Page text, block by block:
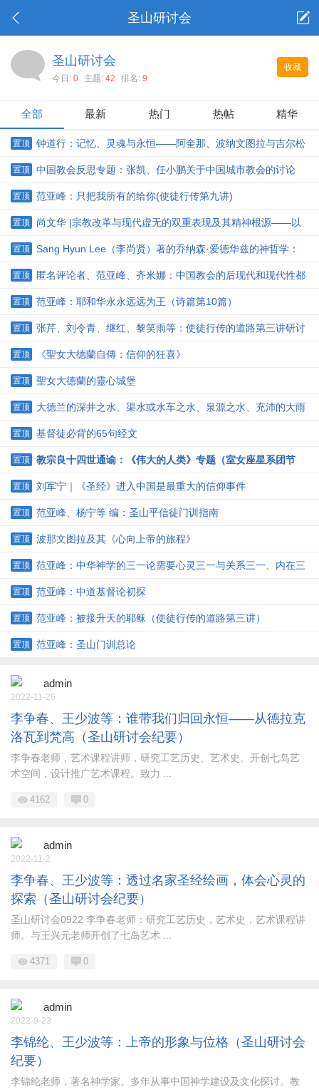
圣山研讨会
收藏
圣山研讨会
今日: 0 主题: 42 排名: 9
全部 最新 热门 热帖 精华
置顶 钟道行：记忆、灵魂与永恒——阿奎那、波纳文图拉与吉尔松
论中世纪基督教的记忆本体论
置顶 中国教会反思专题：张凯、任小鹏关于中国城市教会的讨论
置顶 范亚峰：只把我所有的给你(使徒行传第九讲)
置顶 尚文华 |宗教改革与现代虚无的双重表现及其精神根源——以
英国的清教运动为分析范例
置顶 Sang Hyun Lee（李尚贤）著的乔纳森·爱德华兹的神哲学：
增订版简介
置顶 匿名评论者、范亚峰、齐米娜：中国教会的后现代和现代性都
走不通，灵修密契化是前提
置顶 范亚峰：耶和华永永远远为王（诗篇第10篇）
置顶 张芹、刘令青、继红、黎笑雨等：使徒行传的道路第三讲研讨
第一次
置顶 《聖女大德蘭自傳：信仰的狂喜》
置顶 聖女大德蘭的靈心城堡
置顶 大德兰的深井之水、渠水或水车之水、泉源之水、充沛的大雨
水的密契灵修含义
置顶 基督徒必背的65句经文
置顶 教宗良十四世通谕：《伟大的人类》专题（室女座星系团节
译）
置顶 刘军宁｜《圣经》进入中国是最重大的信仰事件
置顶 范亚峰、杨宁等 编：圣山平信徒门训指南
置顶 波那文图拉及其《心向上帝的旅程》
置顶 范亚峰：中华神学的三一论需要心灵三一与关系三一、内在三
一与经世三一并建
置顶 范亚峰：中道基督论初探
置顶 范亚峰：被接升天的耶稣（使徒行传的道路第三讲）
置顶 范亚峰：圣山门训总论
admin
2022-11-26
李争春、王少波等：谁带我们归回永恒——从德拉克
洛瓦到梵高（圣山研讨会纪要）
李争春老师，艺术课程讲师，研究工艺历史、艺术史。开创七岛艺
术空间，设计推广艺术课程。致力 ...
4162 0
admin
2022-11-2
李争春、王少波等：透过名家圣经绘画，体会心灵的
探索（圣山研讨会纪要）
圣山研讨会0922 李争春老师：研究工艺历史，艺术史，艺术课程讲
师。与王兴元老师开创了七岛艺术 ...
4371 0
admin
2022-9-23
李锦纶、王少波等：上帝的形象与位格（圣山研讨会
纪要）
李锦纶老师，著名神学家。多年从事中国神学建设及文化探讨。教